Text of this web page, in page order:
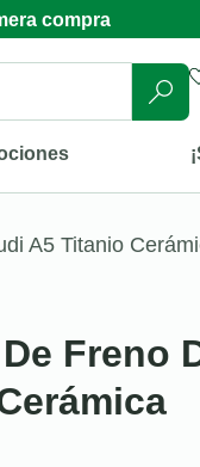
compra
A5 Titanio
Freno